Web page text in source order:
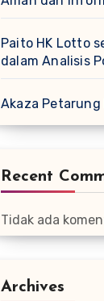
Paito HK Lotto
dalam Analisis
Akaza Petarung
Recent
Tidak ada
Archives